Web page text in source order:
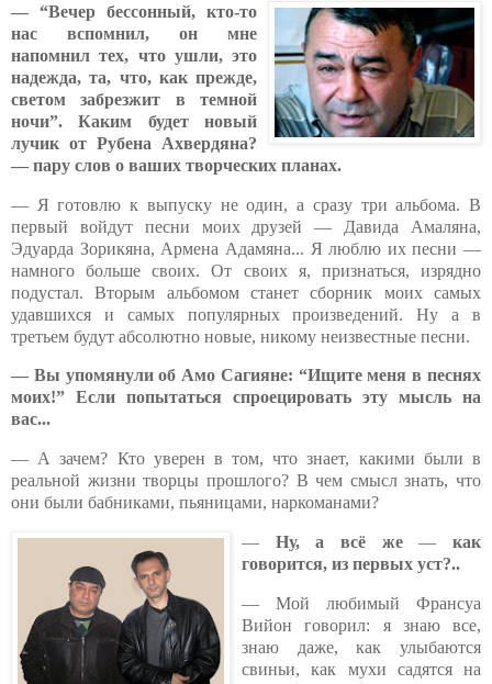
— “Вечер бессонный, кто-то
нас вспомнил, он мне
напомнил тех, что ушли, это
надежда, та, что, как прежде,
светом забрезжит в темной
ночи”. Каким будет новый
лучик от Рубена Ахвердяна?
— пару слов о ваших творческих планах.
— Я готовлю к выпуску не один, а сразу три альбома. В
первый войдут песни моих друзей — Давида Амаляна,
Эдуарда Зорикяна, Армена Адамяна... Я люблю их песни —
намного больше своих. От своих я, признаться, изрядно
подустал. Вторым альбомом станет сборник моих самых
удавшихся и самых популярных произведений. Ну а в
третьем будут абсолютно новые, никому неизвестные песни.
— Вы упомянули об Амо Сагияне: “Ищите меня в песнях
моих!” Если попытаться спроецировать эту мысль на
вас...
— А зачем? Кто уверен в том, что знает, какими были в
реальной жизни творцы прошлого? В чем смысл знать, что
они были бабниками, пьяницами, наркоманами?
— Ну, а всё же— как
говорится, из первых уст?..
— Мой любимый Франсуа
Вийон говорил: я знаю все,
знаю даже, как улыбаются
свиньи, как мухи садятся на